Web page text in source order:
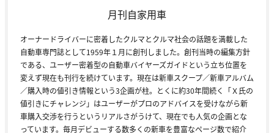
月刊自家用車
オーナードライバーに密着したクルマとクルマ社会の話題を満載した
自動車専門誌として1959年１月に創刊しました。創刊当時の編集方針
である、ユーザー密着型の自動車バイヤーズガイドという立ち位置を
変えず現在も刊行を続けています。現在は新車スクープ／新車アルバム
／購入時の値引き情報という3企画が柱。とくに約30年間続く「Ｘ氏の
値引きにチャレンジ」はユーザーがプロのアドバイスを受けながら新
車購入交渉を行うというリアルさがうけて、現在でも人気の企画とな
っています。毎月デビューする数多くの新車を豊富なページ数で紹介